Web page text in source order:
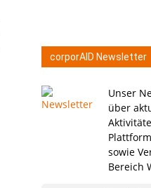
corporAID Newsletter
Unser
über
sowie
Bereich